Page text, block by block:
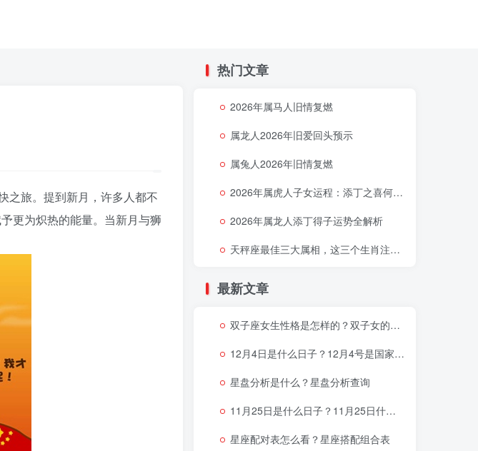
之旅。提到新月，许多人都不
更为炽热的能量。当新月与狮
热门文章
2026年属马人旧情复燃
属龙人2026年旧爱回头预示
属兔人2026年旧情复燃
2026年属虎人子女运程：添丁之喜何时降临
2026年属龙人添丁得子运势全解析
天秤座最佳三大属相，这三个生肖注定让天秤座好运连连
最新文章
双子座女生性格是怎样的？双子女的性格与脾气
12月4日是什么日子？12月4号是国家宪法日吗？
星盘分析是什么？星盘分析查询
11月25日是什么日子？11月25日什么星座
星座配对表怎么看？星座搭配组合表